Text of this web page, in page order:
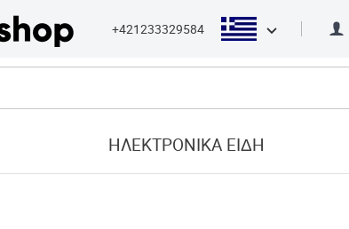
+421233329584
ΗΛΕΚΤΡΟΝΙΚΑ ΕΙΔΗ